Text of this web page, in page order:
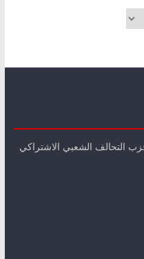
التحالف الشعبي الاشتراكي